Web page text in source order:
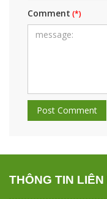
Comment
THÔNG TIN LIÊN